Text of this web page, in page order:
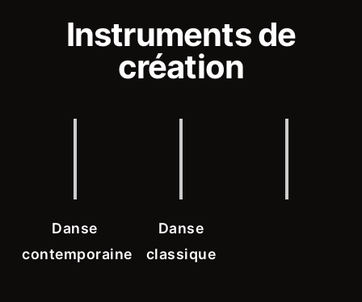
Instruments de
création
Danse
contemporaine
Danse
classique